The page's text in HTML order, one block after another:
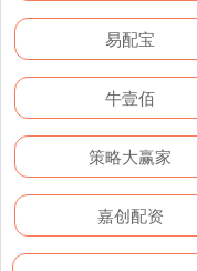
易配宝
牛壹佰
策略大赢家
嘉创配资